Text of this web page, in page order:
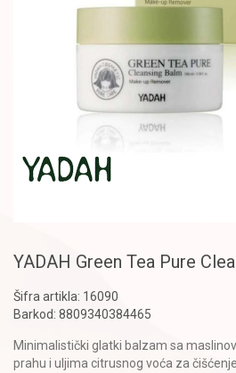
YADAH Green Tea Pure
Šifra artikla: 16090
Barkod: 8809340384465
Minimalistički glatki balzam sa
prahu i uljima citrusnog voća za